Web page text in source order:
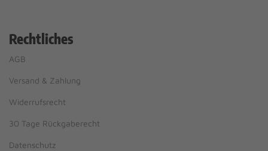
Rechtliches
AGB
Versand & Zahlung
Widerrufsrecht
30 Tage Rückgaberecht
Datenschutz